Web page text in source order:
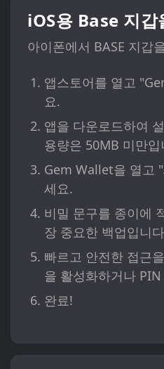
iOS용 Base 지갑
아이폰에서 BASE 지갑
앱스토어를 열고
요.
앱을 다운로드하여
용량은 50MB 미만입
Gem Wallet을 열고
세요.
비밀 문구를 종이에
장 중요한 백업입니
빠르고 안전한 접근
을 활성화하거나
완료!